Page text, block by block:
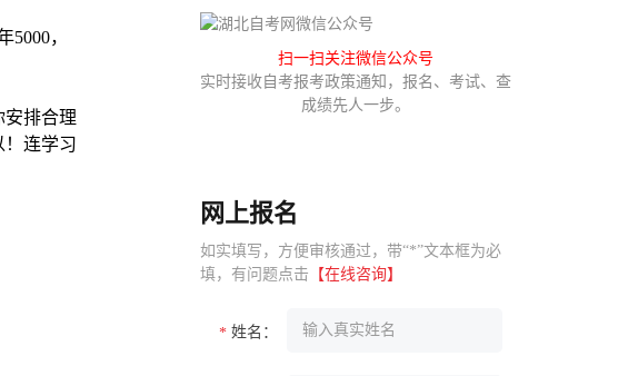
，
安排合理
！连学习
扫一扫关注微信公众号
实时接收自考报考政策通知，报名、考试、查
成绩先人一步。
网上报名
如实填写，方便审核通过，带“*”文本框为必
填，有问题点击 【在线咨询】
* 姓名：